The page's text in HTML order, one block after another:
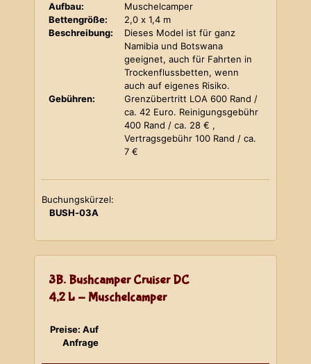
Aufbau:
Muschelcamper
Bettengröße:
2,0 x 1,4 m
Beschreibung:
Dieses Model ist für ganz
Namibia und Botswana
geeignet, auch für Fahrten in
Trockenflussbetten, wenn
auch auf eigenes Risiko.
Gebühren:
Grenzübertritt LOA 600 Rand /
ca. 42 Euro. Reinigungsgebühr
400 Rand / ca. 28 € ,
Vertragsgebühr 100 Rand / ca.
7 €
Buchungskürzel:
BUSH-03A
3B. Bushcamper Cruiser DC
4,2 L - Muschelcamper
Preise: Auf
Anfrage